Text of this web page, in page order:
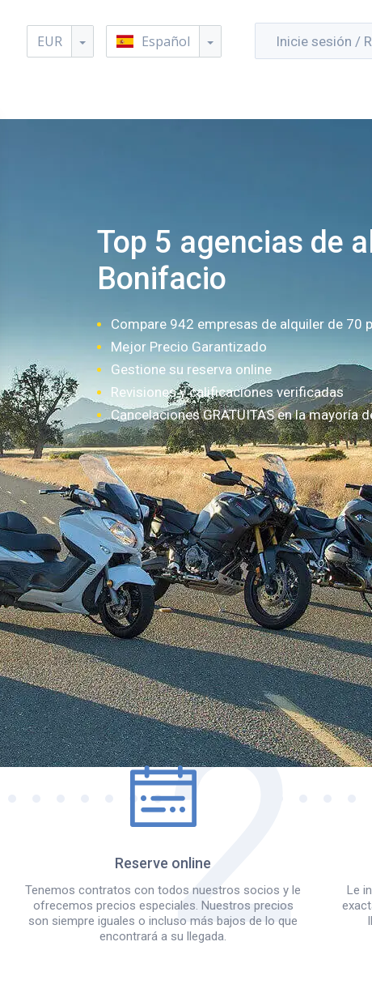
EUR Español Inicie sesión /
Top 5 agencias de
Bonifacio
Compare 942 empresas de alquiler de 70
Mejor Precio Garantizado
Gestione su reserva online
Revisiones y calificaciones verificadas
Cancelaciones GRATUITAS en la mayoría
¿Cómo funciona?
Reserve online
Tenemos contratos con todos nuestros socios y le
ofrecemos precios especiales. Nuestros precios
son siempre iguales o incluso más bajos de lo que
encontrará a su llegada.
Le